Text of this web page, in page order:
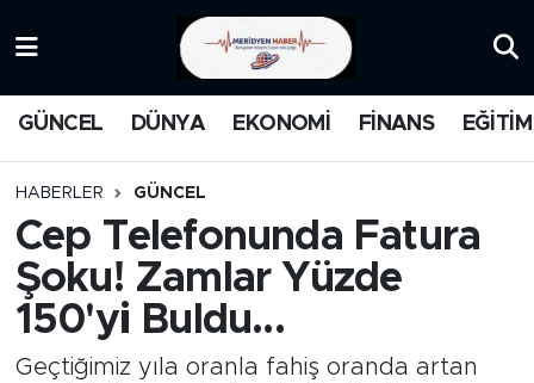
GÜNCEL DÜNYA EKONOMİ FİNANS EĞİTİM
HABERLER GÜNCEL
Cep Telefonunda Fatura
Şoku! Zamlar Yüzde
150'yi Buldu...
Geçtiğimiz yıla oranla fahiş oranda artan
MEDYA
FİNANS
Trafik Durumu
Süper Lig Puan Durumu ve Fikstür